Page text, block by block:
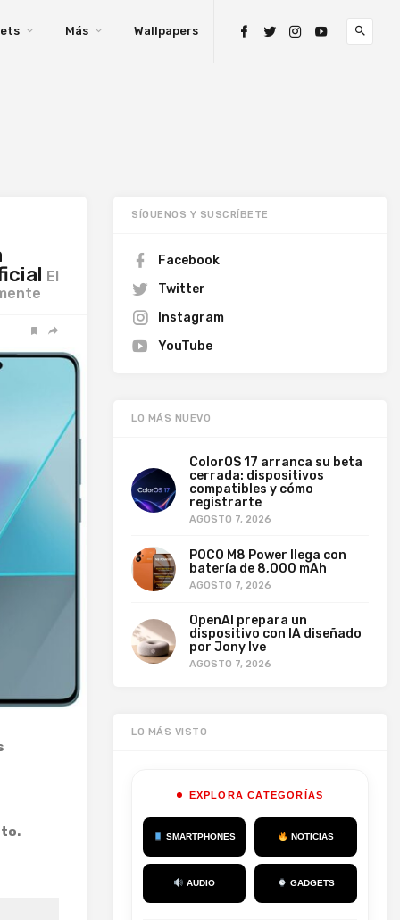
Más Wallpapers
El
SÍGUENOS Y SUSCRÍBETE
Facebook
Twitter
Instagram
YouTube
LO MÁS NUEVO
ColorOS 17 arranca su beta
cerrada: dispositivos
compatibles y cómo
registrarte
AGOSTO 7, 2026
POCO M8 Power llega con
batería de 8,000 mAh
AGOSTO 7, 2026
OpenAI prepara un
dispositivo con IA diseñado
por Jony Ive
AGOSTO 7, 2026
LO MÁS VISTO
EXPLORA CATEGORÍAS
SMARTPHONES NOTICIAS
AUDIO GADGETS